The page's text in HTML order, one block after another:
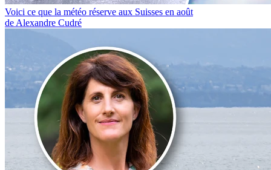
Voici ce que la météo réserve aux Suisses en août
de Alexandre Cudré